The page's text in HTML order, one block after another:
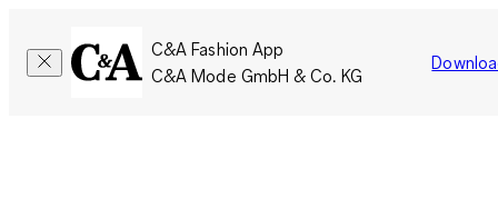
C&A Fashion App
C&A Mode GmbH & Co. KG